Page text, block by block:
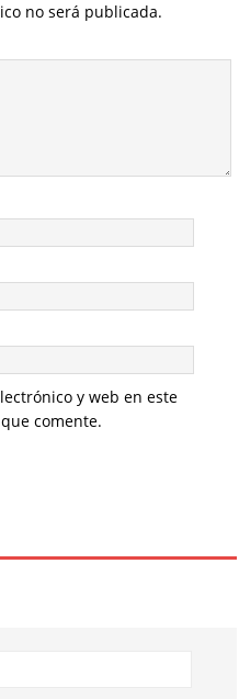
no será publicada.
y web en este
comente.